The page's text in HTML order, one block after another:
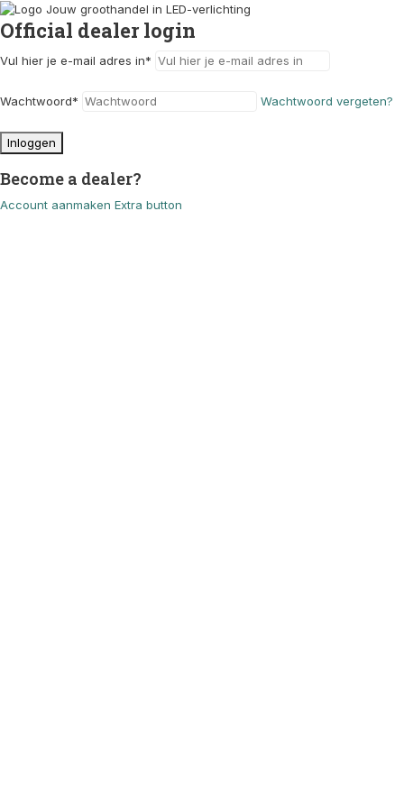
Official dealer login
Vul hier je e-mail adres in*
Wachtwoord* Wachtwoord vergeten?
Inloggen
Become a dealer?
Account aanmaken Extra button